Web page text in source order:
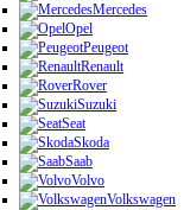
Mercedes
Opel
Peugeot
Renault
Rover
Suzuki
Seat
Skoda
Saab
Volvo
Volkswagen